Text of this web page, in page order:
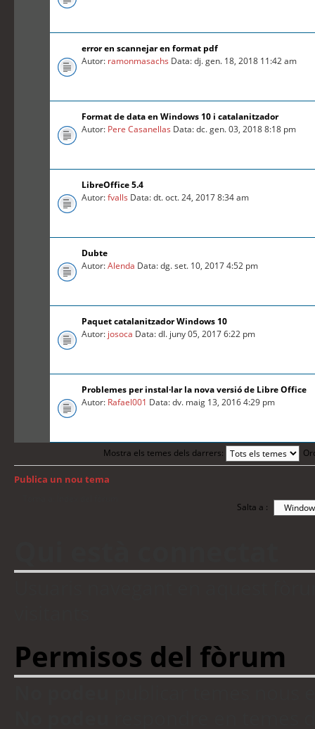
error en scannejar en format pdf
Autor: ramonmasachs Data: dj. gen. 18, 2018 11:42 am
Format de data en Windows 10 i catalanitzador
Autor: Pere Casanellas Data: dc. gen. 03, 2018 8:18 pm
LibreOffice 5.4
Autor:fvalls Data: dt. oct. 24, 2017 8:34 am
Dubte
Autor:Alenda Data: dg. set. 10, 2017 4:52 pm
Paquet catalanitzador Windows 10
Autor: josoca Data: dl. juny 05, 2017 6:22 pm
Problemes per instal·lar la nova versió de Libre Office
Autor: Rafael001 Data: dv. maig 13, 2016 4:29 pm
Mostra els temes dels darrers:
Publica un nou tema
Salta a :
Permisos del fòrum